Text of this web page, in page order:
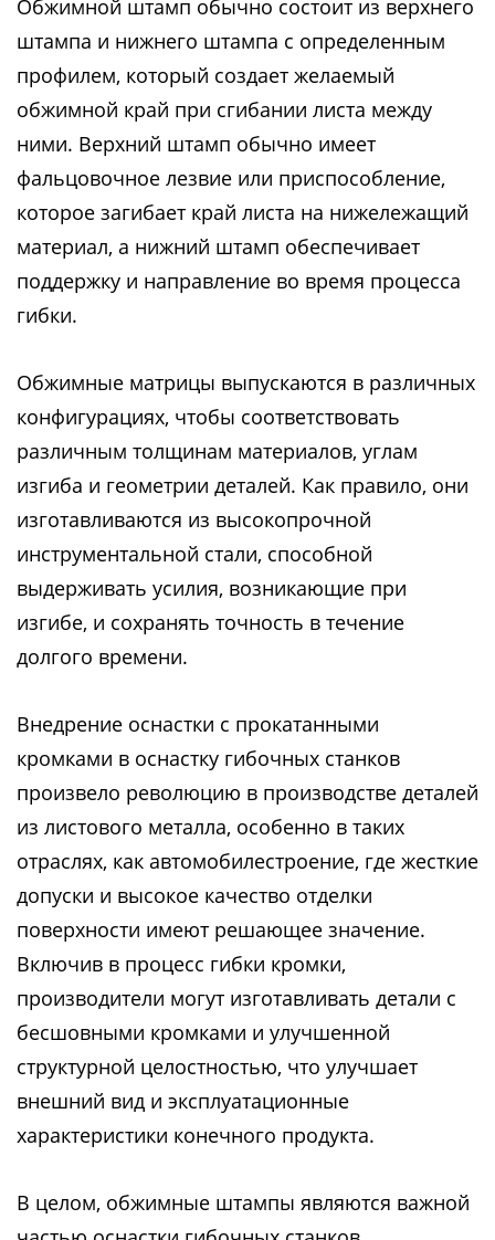
Обжимной штамп обычно состоит из верхнего
штампа и нижнего штампа с определенным
профилем, который создает желаемый
обжимной край при сгибании листа между
ними. Верхний штамп обычно имеет
фальцовочное лезвие или приспособление,
которое загибает край листа на нижележащий
материал, а нижний штамп обеспечивает
поддержку и направление во время процесса
гибки.
Обжимные матрицы выпускаются в различных
конфигурациях, чтобы соответствовать
различным толщинам материалов, углам
изгиба и геометрии деталей. Как правило, они
изготавливаются из высокопрочной
инструментальной стали, способной
выдерживать усилия, возникающие при
изгибе, и сохранять точность в течение
долгого времени.
Внедрение оснастки с прокатанными
кромками в оснастку гибочных станков
произвело революцию в производстве деталей
из листового металла, особенно в таких
отраслях, как автомобилестроение, где жесткие
допуски и высокое качество отделки
поверхности имеют решающее значение.
Включив в процесс гибки кромки,
производители могут изготавливать детали с
бесшовными кромками и улучшенной
структурной целостностью, что улучшает
внешний вид и эксплуатационные
характеристики конечного продукта.
В целом, обжимные штампы являются важной